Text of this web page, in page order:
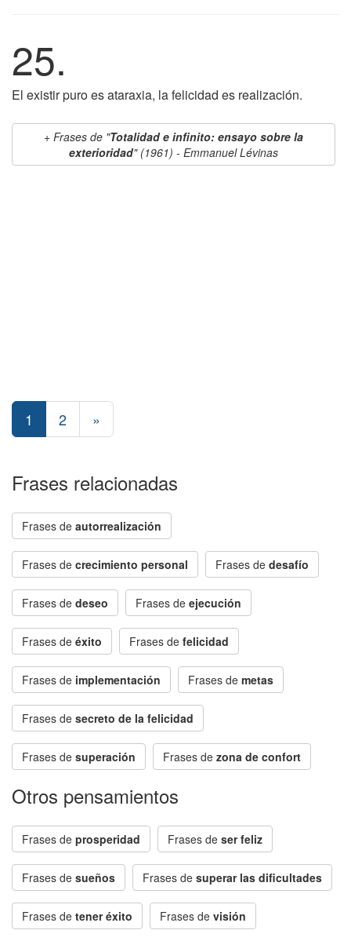
25.
El existir puro es ataraxia, la felicidad es realización.
Frases de "Totalidad e infinito: ensayo sobre la
exterioridad" (1961) - Emmanuel Lévinas
1 2 »
Frases relacionadas
Frases de autorrealización
Frases de crecimiento personal Frases de desafío
Frases de deseo Frases de ejecución
Frases de éxito Frases de felicidad
Frases de implementación Frases de metas
Frases de secreto de la felicidad
Frases de superación Frases de zona de confort
Otros pensamientos
Frases de prosperidad Frases de ser feliz
Frases de sueños Frases de superar las dificultades
Frases de tener éxito Frases de visión